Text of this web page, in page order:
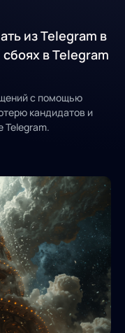
из Telegram в
в Telegram
с помощью
кандидатов и
Telegram.